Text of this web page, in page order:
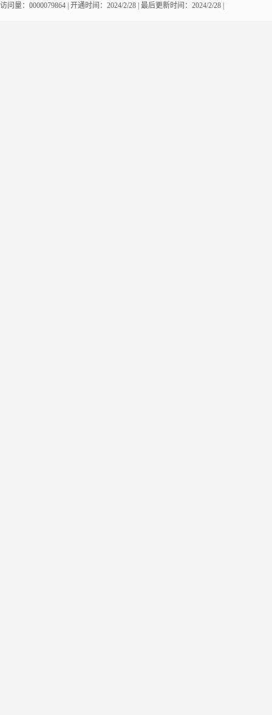
访问量： 0000079864 开通时间： 2024/2/28 | 最后更新时间： 2024/2/28